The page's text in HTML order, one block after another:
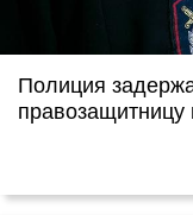
Полиция
правозащитницу